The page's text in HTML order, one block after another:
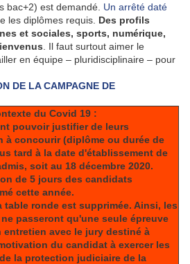
bac+2) est demandé. Un arrêté daté
les diplômes requis. Des profils
et sociales, sports, numérique,
. Il faut surtout aimer le
en équipe – pluridisciplinaire – pour
DE LA CAMPAGNE DE
du Covid 19 :
pouvoir justifier de leurs
concourir (diplôme ou durée de
tard à la date d'établissement de
soit au 18 décembre 2020.
de 5 jours des candidats
cette année.
table ronde est supprimée. Ainsi, les
passeront qu'une seule épreuve
avec le jury destiné à
du candidat à exercer les
la protection judiciaire de la